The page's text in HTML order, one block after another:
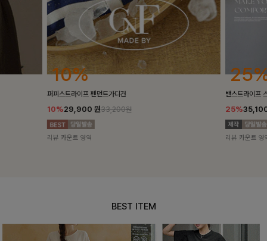
25%
밴스트라이프 스트링원피스
25%35,100 원46,800원
리뷰 카운트 영역
10%
[5천장돌파/
10%
리뷰 카운트 영
BEST ITEM